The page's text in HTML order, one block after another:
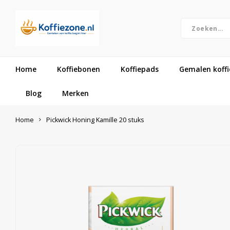
Home Koffiebonen Koffiepads Gemalen
Blog Merken
Home Pickwick Honing Kamille 20 stuks